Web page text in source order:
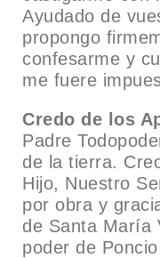
Ayudado de
propongo
confesarme y
me fuere
Credo de los
Padre
de la tierra.
Hijo, Nuestro
por obra y
de Santa María
poder de